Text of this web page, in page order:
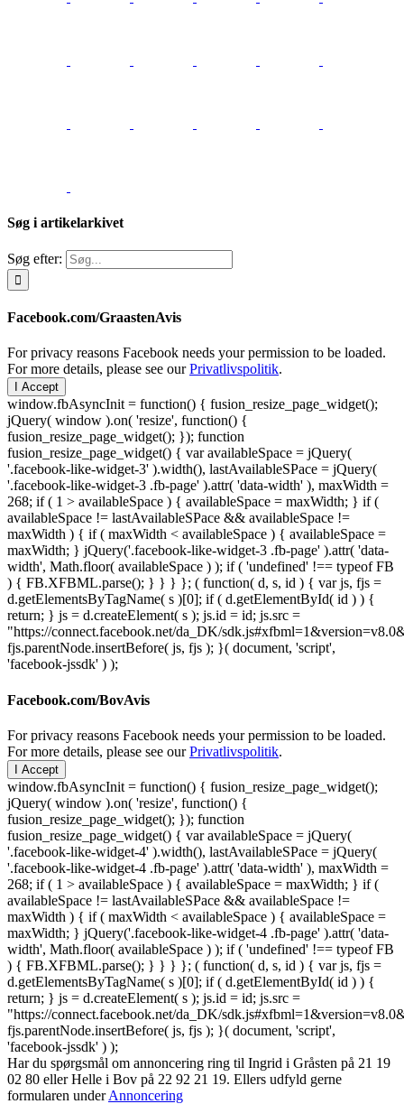
Søg i artikelarkivet
Søg efter:
Facebook.com/GraastenAvis
For privacy reasons Facebook needs your permission to be loaded.
For more details, please see ourPrivatlivspolitik.
I Accept
window.fbAsyncInit = function() { fusion_resize_page_widget();
jQuery( window ).on( 'resize', function() {
fusion_resize_page_widget(); }); function
fusion_resize_page_widget() { var availableSpace = jQuery(
'.facebook-like-widget-3' ).width(), lastAvailableSPace = jQuery(
'.facebook-like-widget-3 .fb-page' ).attr( 'data-width' ), maxWidth =
268; if ( 1 > availableSpace ) { availableSpace = maxWidth; } if (
availableSpace != lastAvailableSPace && availableSpace !=
maxWidth ) { if ( maxWidth < availableSpace ) { availableSpace =
maxWidth; } jQuery('.facebook-like-widget-3 .fb-page' ).attr( 'data-
width', Math.floor( availableSpace ) ); if ( 'undefined' !== typeof FB
) { FB.XFBML.parse(); } } } }; ( function( d, s, id ) { var js, fjs =
d.getElementsByTagName( s )[0]; if ( d.getElementById( id ) ) {
return; } js = d.createElement( s ); js.id = id; js.src =
"https://connect.facebook.net/da_DK/
fjs.parentNode.insertBefore( js, fjs ); }( document, 'script',
'facebook-jssdk' ) );
Facebook.com/BovAvis
For privacy reasons Facebook needs your permission to be loaded.
For more details, please see ourPrivatlivspolitik.
I Accept
window.fbAsyncInit = function() { fusion_resize_page_widget();
jQuery( window ).on( 'resize', function() {
fusion_resize_page_widget(); }); function
fusion_resize_page_widget() { var availableSpace = jQuery(
'.facebook-like-widget-4' ).width(), lastAvailableSPace = jQuery(
'.facebook-like-widget-4 .fb-page' ).attr( 'data-width' ), maxWidth =
268; if ( 1 > availableSpace ) { availableSpace = maxWidth; } if (
availableSpace != lastAvailableSPace && availableSpace !=
maxWidth ) { if ( maxWidth < availableSpace ) { availableSpace =
maxWidth; } jQuery('.facebook-like-widget-4 .fb-page' ).attr( 'data-
width', Math.floor( availableSpace ) ); if ( 'undefined' !== typeof FB
) { FB.XFBML.parse(); } } } }; ( function( d, s, id ) { var js, fjs =
d.getElementsByTagName( s )[0]; if ( d.getElementById( id ) ) {
return; } js = d.createElement( s ); js.id = id; js.src =
"https://connect.facebook.net/da_DK/
fjs.parentNode.insertBefore( js, fjs ); }( document, 'script',
'facebook-jssdk' ) );
Har du spørgsmål om annoncering ring til Ingrid i Gråsten på 21 19
02 80 ‬eller Helle i Bov på 22 92 21 19‬. Ellers udfyld gerne
formularen underAnnoncering